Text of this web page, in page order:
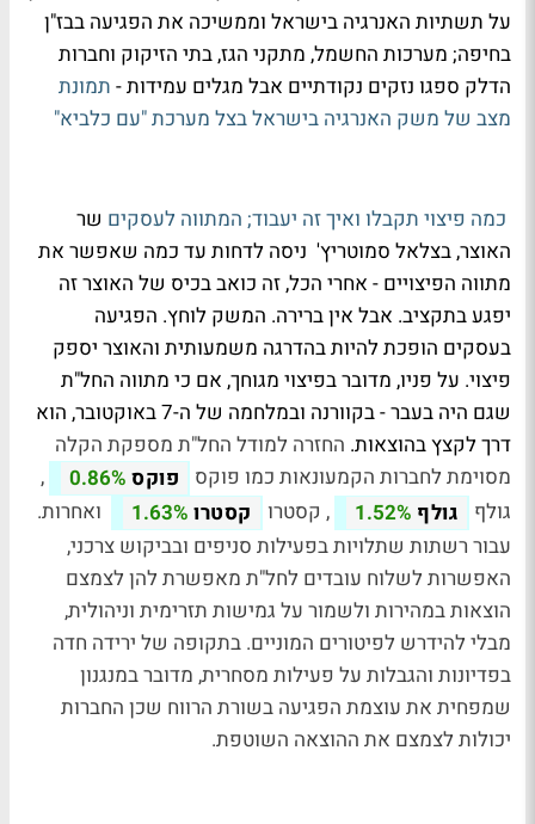
על תשתיות האנרגיה בישראל וממשיכה את הפגיעה בבז"ן
בחיפה; מערכות החשמל, מתקני הגז, בתי הזיקוק וחברות
הדלק ספגו נזקים נקודתיים אבל מגלים עמידות - תמונת
מצב של משק האנרגיה בישראל בצל מערכת "עם כלביא"
כמה פיצוי תקבלו ואיך זה יעבוד; המתווה לעסקים שר
האוצר, בצלאל סמוטריץ' ניסה לדחות עד כמה שאפשר את
מתווה הפיצויים - אחרי הכל, זה כואב בכיס של האוצר זה
יפגע בתקציב. אבל אין ברירה. המשק לוחץ. הפגיעה
בעסקים הופכת להיות בהדרגה משמעותית והאוצר יספק
פיצוי. על פניו, מדובר בפיצוי מגוחך, אם כי מתווה החל"ת
שגם היה בעבר - בקוורנה ובמלחמה של ה-7 באוקטובר, הוא
דרך לקצץ בהוצאות. החזרה למודל החל"ת מספקת הקלה
מסוימת לחברות הקמעונאות כמו פוקס פוקס 0.86%
,
גולף גולף 1.52% , קסטרו קסטרו 1.63%
ואחרות.
עבור רשתות שתלויות בפעילות סניפים ובביקוש צרכני,
האפשרות לשלוח עובדים לחל"ת מאפשרת להן לצמצם
הוצאות במהירות ולשמור על גמישות תזרימית וניהולית,
מבלי להידרש לפיטורים המוניים. בתקופה של ירידה חדה
בפדיונות והגבלות על פעילות מסחרית, מדובר במנגנון
שמפחית את עוצמת הפגיעה בשורת הרווח שכן החברות
יכולות לצמצם את ההוצאה השוטפת.